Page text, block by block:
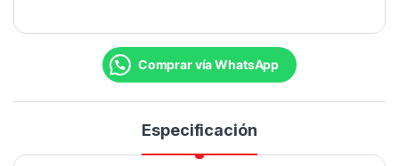
Comprar vía WhatsApp
Especificación